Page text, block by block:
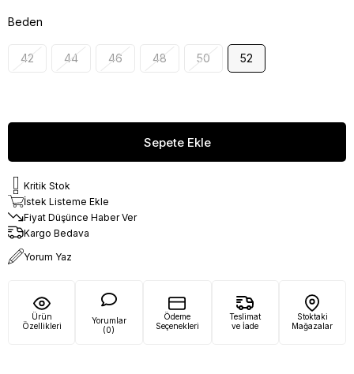
Beden
42 44 46 48 50 52
Kritik Stok
İstek Listeme Ekle
Fiyat Düşünce Haber Ver
Kargo Bedava
Yorum Yaz
Ürün
Özellikleri
Yorumlar
(0)
Ödeme
Seçenekleri
Teslimat
ve İade
Stoktaki
Mağazalar